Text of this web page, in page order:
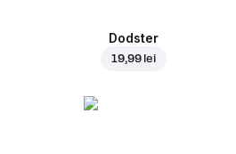
Dodster
19,99 lei